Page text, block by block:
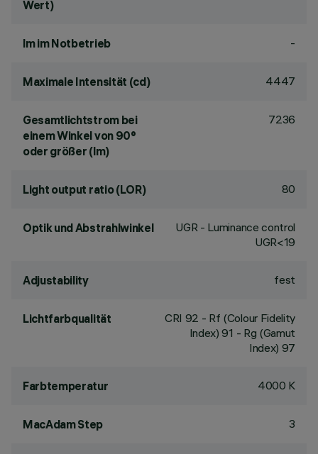
Wert)
lm im Notbetrieb -
Maximale Intensität (cd) 4447
Gesamtlichtstrom bei
einem Winkel von 90°
oder größer (lm)
7236
Light output ratio (LOR) 80
Optik und Abstrahlwinkel
UGR - Luminance control
UGR<19
Adjustability fest
Lichtfarbqualität CRI 92 - Rf (Colour Fidelity
Index) 91 - Rg (Gamut
Index) 97
Farbtemperatur 4000 K
MacAdam Step 3